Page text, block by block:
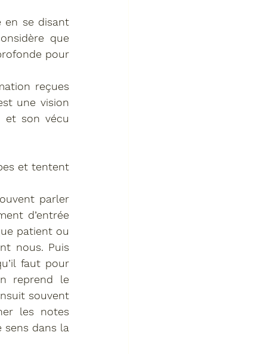
en se disant
que
pour
reçues
une vision
et son vécu
et tentent
parler
d’entrée
patient ou
nous. Puis
faut pour
reprend le
souvent
les notes
sens dans la